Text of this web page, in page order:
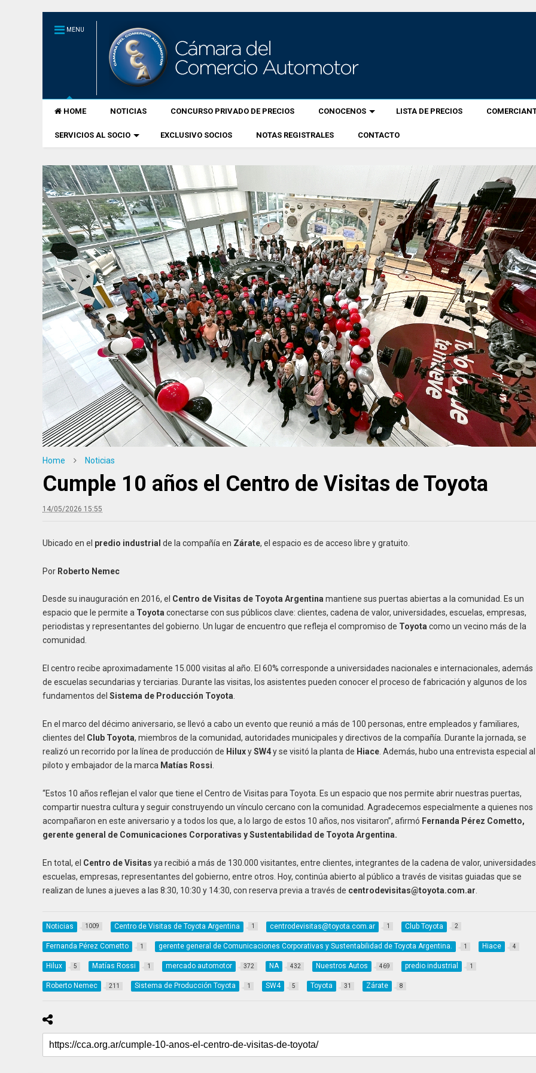
MENU
HOME NOTICIAS CONCURSO PRIVADO DE PRECIOS CONOCENOS LISTA DE PRECIOS
SERVICIOS AL SOCIO EXCLUSIVO SOCIOS NOTAS REGISTRALES CONTACTO
Home Noticias
Cumple 10 años el Centro de Visitas de Toyota
14/05/2026 15:55
Ubicado en el predio industrial de la compañía en Zárate, el espacio es de acceso libre y gratuito.
Por Roberto Nemec
Desde su inauguración en 2016, el Centro de Visitas de Toyota Argentina mantiene sus puertas abiertas a la comunidad. Es un
espacio que le permite a Toyota conectarse con sus públicos clave: clientes, cadena de valor, universidades, escuelas, empresas,
periodistas y representantes del gobierno. Un lugar de encuentro que refleja el compromiso de Toyota como un vecino más de la
comunidad.
El centro recibe aproximadamente 15.000 visitas al año. El 60% corresponde a universidades nacionales e internacionales, además
de escuelas secundarias y terciarias. Durante las visitas, los asistentes pueden conocer el proceso de fabricación y algunos de los
fundamentos delSistema de Producción Toyota
En el marco del décimo aniversario, se llevó a cabo un evento que reunió a más de 100 personas, entre empleados y familiares,
clientes del Club Toyota, miembros de la comunidad, autoridades municipales y directivos de la compañía. Durante la jornada, se
realizó un recorrido por la línea de producción de HiluxySW4y se visitó la planta de Hiace . Además, hubo una entrevista especial al
piloto y embajador de la marca Matías Rossi
“Estos 10 años reflejan el valor que tiene el Centro de Visitas para Toyota. Es un espacio que nos permite abrir nuestras puertas,
compartir nuestra cultura y seguir construyendo un vínculo cercano con la comunidad. Agradecemos especialmente a quienes nos
acompañaron en este aniversario y a todos los que, a lo largo de estos 10 años, nos visitaron”, afirmó Fernanda Pérez Cometto,
gerente general de Comunicaciones Corporativas y Sustentabilidad de Toyota Argentina.
En total, el Centro de Visitas ya recibió a más de 130.000 visitantes, entre clientes, integrantes de la cadena de valor,
escuelas, empresas, representantes del gobierno, entre otros. Hoy, continúa abierto al público a través de visitas guiadas que se
realizan de lunes a jueves a las 8:30, 10:30 y 14:30, con reserva previa a través de centrodevisitas@toyota.com.ar
Noticias 1009 Centro de Visitas de Toyota Argentina 1 centrodevisitas@toyota.com.ar 1 Club Toyota 2
Fernanda Pérez Cometto 1 gerente general de Comunicaciones Corporativas y Sustentabilidad de Toyota Argentina. 1 Hiace 4
Hilux 5 Matías Rossi 1 mercado automotor 372 NA 432 Nuestros Autos 469 predio industrial 1
Roberto Nemec 211 Sistema de Producción Toyota 1 SW4 5 Toyota 31 Zárate 8
de una nueva era
requisitos 2026
Reto